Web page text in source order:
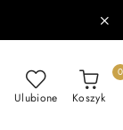
Ulubione Koszyk
0